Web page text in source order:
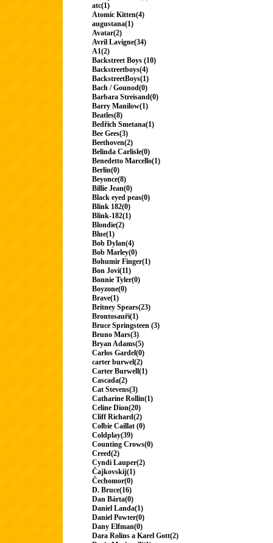
atc(1)
Atomic Kitten(4)
augustana(1)
Avatar(2)
Avril Lavigne(34)
A1(2)
Backstreet Boys (10)
Backstreetboys(4)
BackstreetBoys(1)
Bach / Gounod(0)
Barbara Streisand(0)
Barry Manilow(1)
Beatles(8)
Bedřich Smetana(1)
Bee Gees(3)
Beethoven(2)
Belinda Carlisle(0)
Benedetto Marcello(1)
Berlin(0)
Beyonce(8)
Billie Jean(0)
Black eyed peas(0)
Blink 182(0)
Blink-182(1)
Blondie(2)
Blue(1)
Bob Dylan(4)
Bob Marley(0)
Bohumir Finger(1)
Bon Jovi(11)
Bonnie Tyler(0)
Boyzone(0)
Brave(1)
Britney Spears(23)
Brontosauři(1)
Bruce Springsteen (3)
Bruno Mars(3)
Bryan Adams(5)
Carlos Gardel(0)
carter burwel(2)
Carter Burwell(1)
Cascada(2)
Cat Stevens(3)
Catharine Rollin(1)
Celine Dion(20)
Cliff Richard(2)
Colbie Caillat (0)
Coldplay(39)
Counting Crows(0)
Creed(2)
Cyndi Lauper(2)
Čajkovskij(1)
Čechomor(0)
D. Bruce(16)
Dan Bárta(0)
Daniel Landa(1)
Daniel Powter(0)
Dany Elfman(0)
Dara Rolins a Karel Gott(2)